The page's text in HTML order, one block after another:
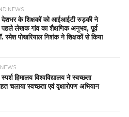
NEWS
देशभर के शिक्षकों को आईआईटी रुड़की ने
लेखक गांव का शैक्षणिक अनुभव, पूर्व
रमेश पोखरियाल निशंक ने शिक्षकों से किया
हिमालय विश्वविद्यालय ने स्वच्छता
चलाया स्वच्छता एवं वृक्षारोपण अभियान